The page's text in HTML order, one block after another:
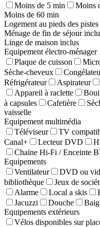
Moins de 5 min
Moins
Moins de 60 min
Logement au pieds des
Ménage de fin de séjour
Linge de maison inclus
Equipement électro-ménager
Plaque de cuisson
Sèche-cheveux
Réfrigérateur
Aspirateur
Appareil à raclette
à capsules
Cafetière
vaisselle
Equipement multimédia
Téléviseur
TV
Canal+
Lecteur DVD
Chaine Hi-Fi / Enceinte
Equipements
Ventilateur
DVD ou
bibliothèque
Jeux de
Alarme
Local a skis
Jacuzzi
Douche
Equipements extérieurs
Vélos disponibles sur